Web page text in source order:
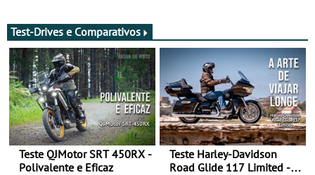
Test-Drives e Comparativos
Teste QJMotor SRT 450RX -
Polivalente e Eficaz
Teste Harley-Davidson
Road Glide 117 Limited - A